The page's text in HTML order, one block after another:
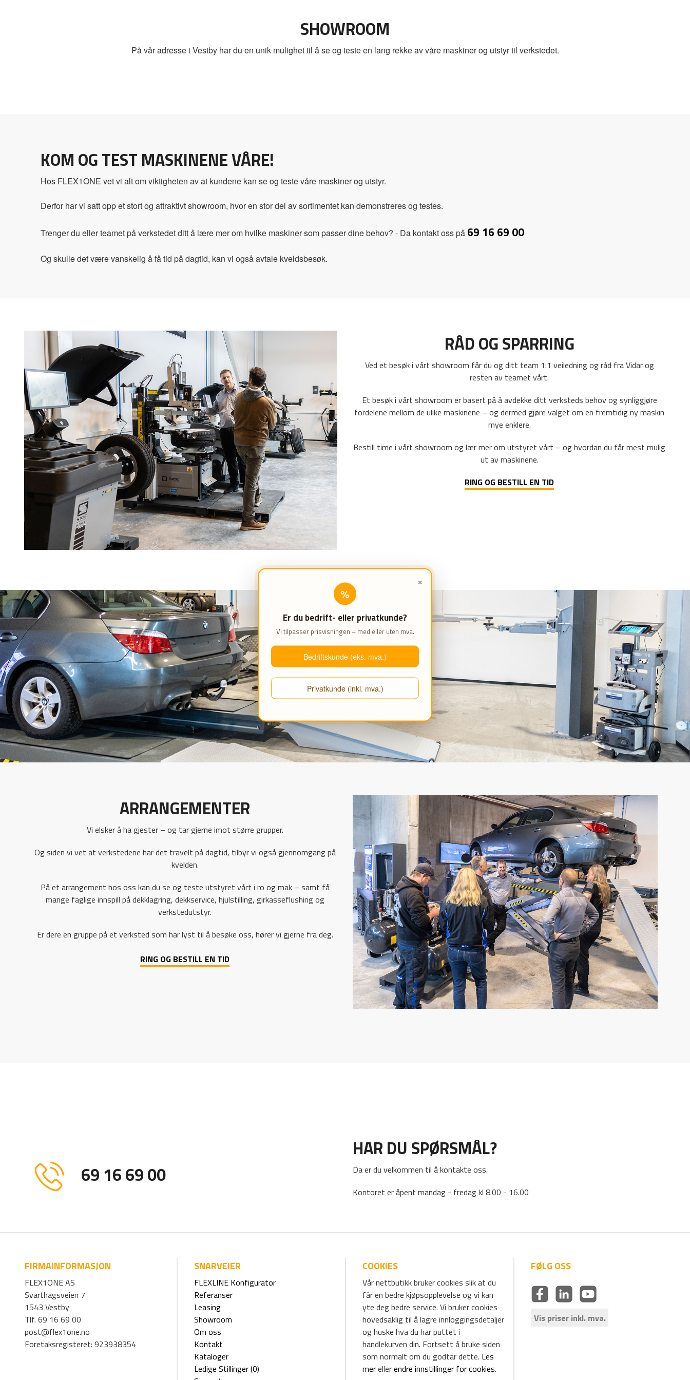
×
%
Er du bedrift- eller privatkunde?
Vi tilpasser prisvisningen – med eller uten mva.
Bedriftskunde (eks. mva.)
Privatkunde (inkl. mva.)
SHOWROOM
På vår adresse i Vestby har du en unik mulighet til å se og teste en lang rekke av våre maskiner og utstyr til verkstedet.
KOM OG TEST MASKINENE VÅRE!
Hos FLEX1ONE vet vi alt om viktigheten av at kundene kan se og teste våre maskiner og utstyr.
Derfor har vi satt opp et stort og attraktivt showroom, hvor en stor del av sortimentet kan demonstreres og testes.
Trenger du eller teamet på verkstedet ditt å lære mer om hvilke maskiner som passer dine behov? - Da kontakt oss på 69 16 69 00
Og skulle det være vanskelig å få tid på dagtid, kan vi også avtale kveldsbesøk.
RÅD OG SPARRING
Ved et besøk i vårt showroom får du og ditt team 1:1 veiledning og råd fra Vidar og
resten av teamet vårt.
Et besøk i vårt showroom er basert på å avdekke ditt verksteds behov og synliggjøre
fordelene mellom de ulike maskinene – og dermed gjøre valget om en fremtidig ny maskin
mye enklere.
Bestill time i vårt showroom og lær mer om utstyret vårt – og hvordan du får mest mulig
ut av maskinene.
RING OG BESTILL EN TID
ARRANGEMENTER
Vi elsker å ha gjester – og tar gjerne imot større grupper.
Og siden vi vet at verkstedene har det travelt på dagtid, tilbyr vi også gjennomgang på
kvelden.
På et arrangement hos oss kan du se og teste utstyret vårt i ro og mak – samt få
mange faglige innspill på dekklagring, dekkservice, hjulstilling, girkasseflushing og
verkstedutstyr.
Er dere en gruppe på et verksted som har lyst til å besøke oss, hører vi gjerne fra deg.
RING OG BESTILL EN TID
69 16 69 00
HAR DU SPØRSMÅL?
Da er du velkommen til å kontakte oss.
Kontoret er åpent mandag - fredag kl 8.00 - 16.00
FIRMAINFORMASJON
FLEX1ONE AS
Svarthagsveien 7
1543 Vestby
Tlf. 69 16 69 00
post@flex1one.no
Foretaksregisteret: 923938354
SNARVEIER
FLEXLINE Konfigurator
Referanser
Leasing
Showroom
Om oss
Kontakt
Kataloger
Ledige Stillinger (0)
COOKIES
Vår nettbutikk bruker cookies slik at du
får en bedre kjøpsopplevelse og vi kan
yte deg bedre service. Vi bruker cookies
hovedsaklig til å lagre innloggingsdetaljer
og huske hva du har puttet i
handlekurven din. Fortsett å bruke siden
som normalt om du godtar dette. Les
merellerendre innstillinger for cookies.
FØLG OSS
Vis priser inkl. mva.